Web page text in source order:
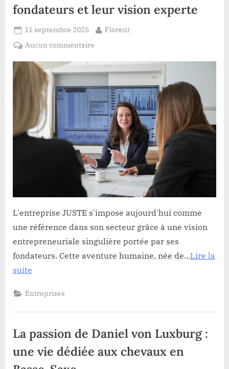
fondateurs et leur vision experte
Posted
on
11 septembre 2025 By
Florent
Aucun commentaire
JUSTE
Découvrez
les
fondateurs
et
leur
vision
experte
L'entreprise JUSTE s'impose aujourd'hui comme
une référence dans son secteur grâce à une vision
entrepreneuriale singulière portée par ses
fondateurs. Cette aventure humaine, née de...Lire la
suite
Entreprises
La passion de Daniel von Luxburg :
une vie dédiée aux chevaux en